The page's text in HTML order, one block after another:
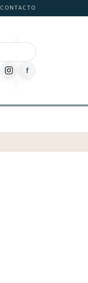
CONTACTO
f